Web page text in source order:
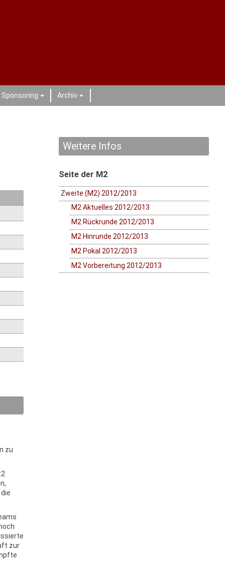
+
Sponsoring
+
Archiv
zu
zur
Weitere Infos
Seite der M2
Zweite (M2) 2012/2013
M2 Aktuelles 2012/2013
M2 Rückrunde 2012/2013
M2 Hinrunde 2012/2013
M2 Pokal 2012/2013
M2 Vorbereitung 2012/2013